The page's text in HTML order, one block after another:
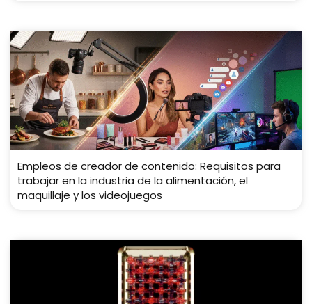
Empleos de creador de contenido: Requisitos para
trabajar en la industria de la alimentación, el
maquillaje y los videojuegos